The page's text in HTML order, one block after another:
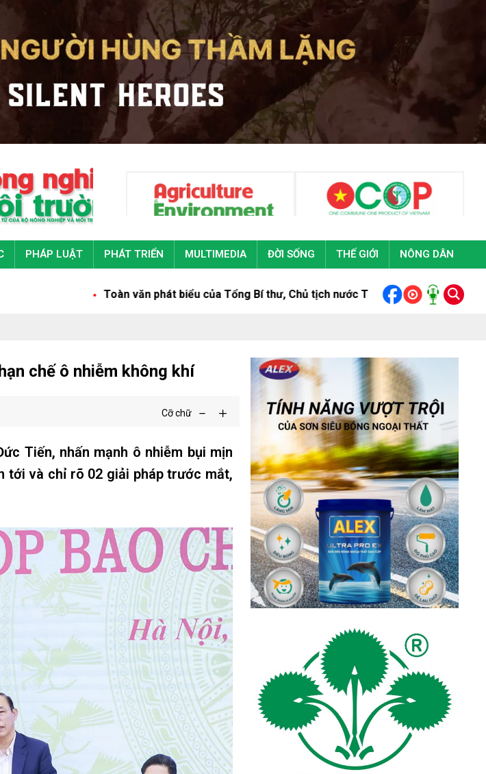
PHÁP LUẬT PHÁT TRIỂN MULTIMEDIA ĐỜI SỐNG THẾ GIỚI NÔNG DÂN
Toàn văn phát biểu của Tổng Bí thư, Chủ tịch nước Tô Lâm tại Đại hội đại biểu toàn quốc
chế ô nhiễm không khí
Cỡ chữ
Tiến, nhấn mạnh ô nhiễm bụi mịn
tới và chỉ rõ 02 giải pháp trước mắt,